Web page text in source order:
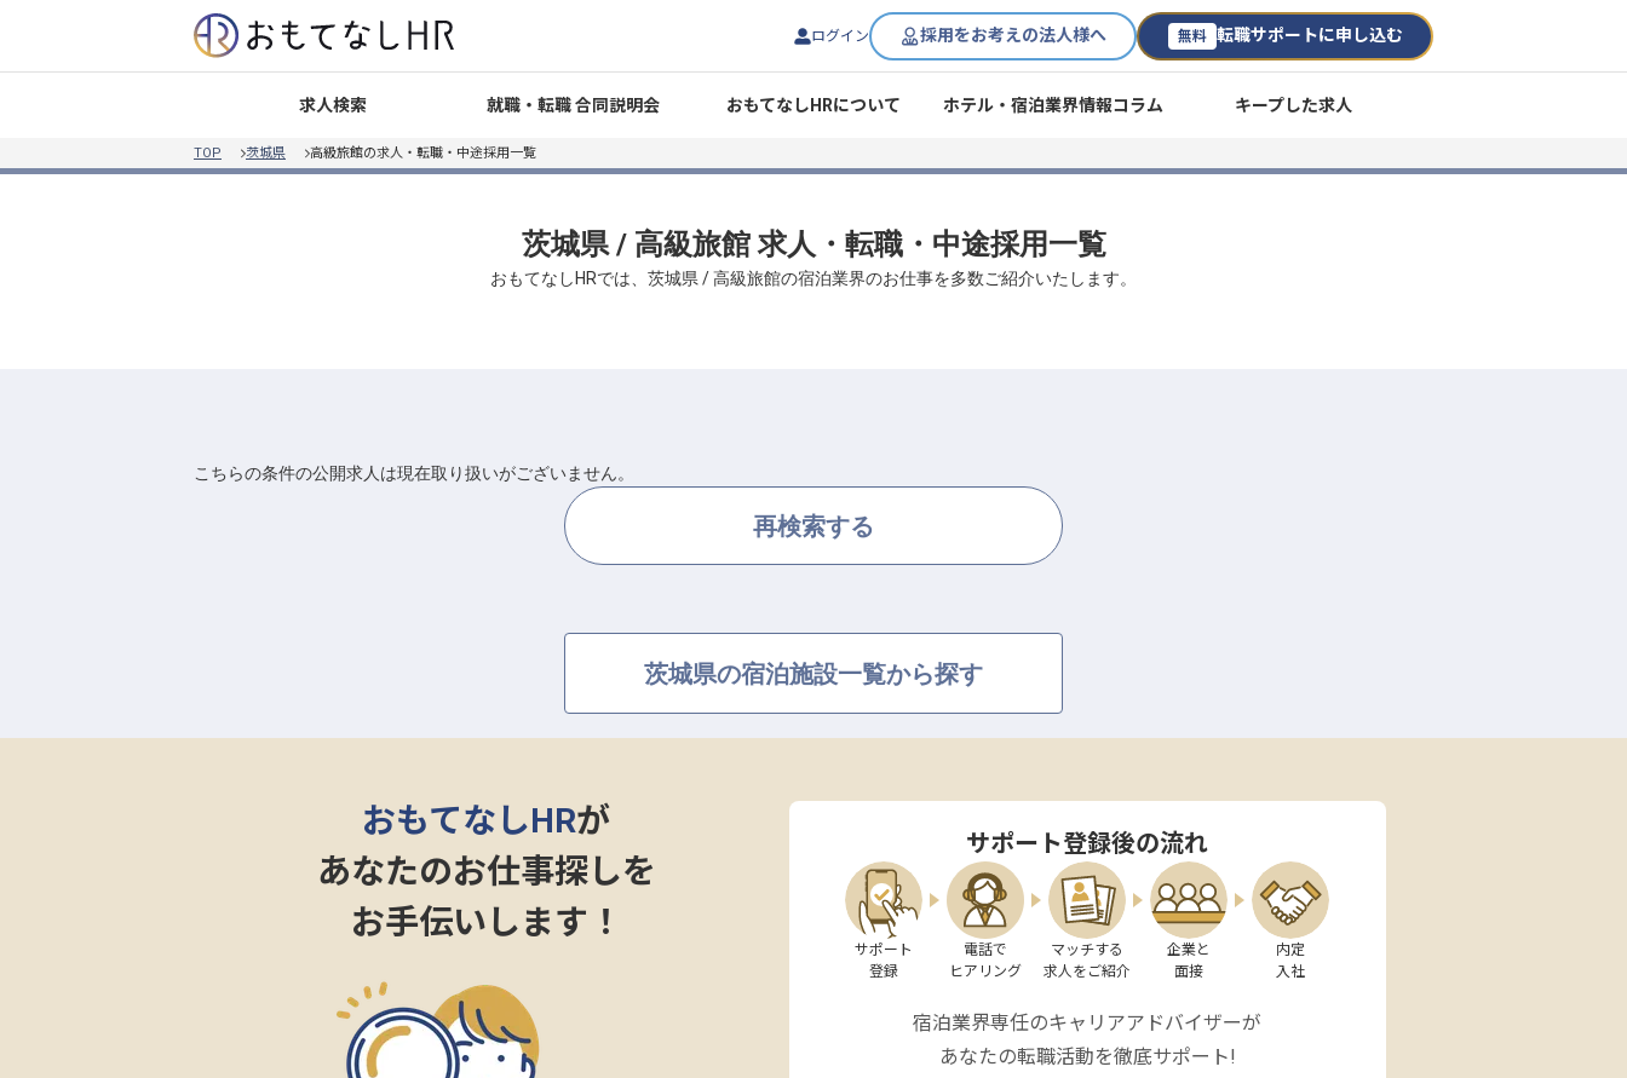
ログイン 採用をお考えの法人様へ 無料 転職サポートに申し込む
求人検索 就職・転職 合同説明会 おもてなしHRについて ホテル・宿泊業界情報コラム キープした求人
TOP 茨城県 高級旅館の求人・転職・中途採用一覧
茨城県 / 高級旅館 求人・転職・中途採用一覧
おもてなしHRでは、茨城県 / 高級旅館の宿泊業界のお仕事を多数ご紹介いたします。
こちらの条件の公開求人は現在取り扱いがございません。
再検索する
茨城県の宿泊施設一覧から探す
おもてなしHRが
あなたのお仕事探しを
お手伝いします！
サポート登録後の流れ
サポート
登録
電話で
ヒアリング
マッチする
求人をご紹介
企業と
面接
内定
入社
宿泊業界専任のキャリアアドバイザーが
あなたの転職活動を徹底サポート!